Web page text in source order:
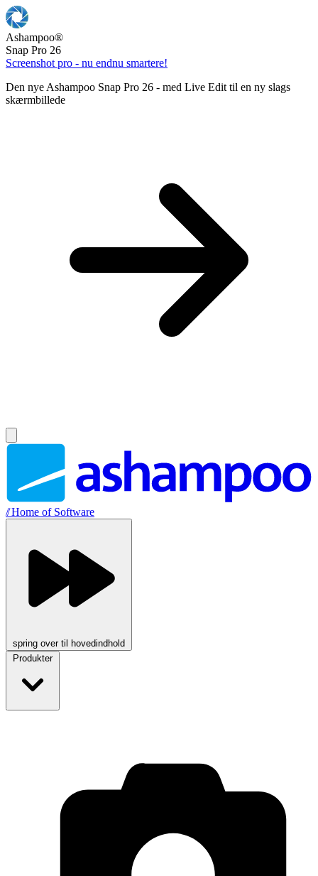
Ashampoo®
Snap Pro 26
Screenshot pro - nu endnu smartere!
Den nye Ashampoo Snap Pro 26 - med Live Edit til en ny slags
skærmbillede
//Home of Software
spring over til hovedindhold
Produkter